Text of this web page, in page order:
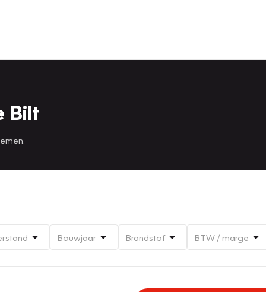
Bilt
Bouwjaar Brandstof BTW / marge